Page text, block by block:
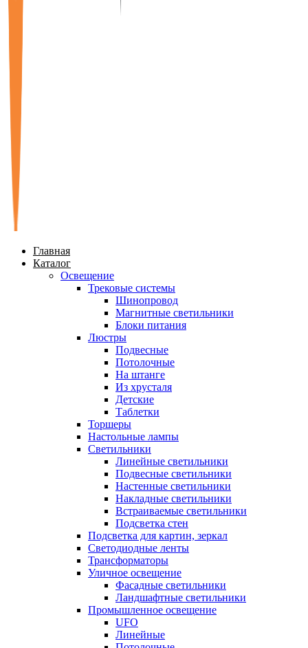
Главная
Каталог
Освещение
Трековые системы
Шинопровод
Магнитные светильники
Блоки питания
Люстры
Подвесные
Потолочные
На штанге
Из хрусталя
Детские
Таблетки
Торшеры
Настольные лампы
Светильники
Линейные светильники
Подвесные светильники
Настенные светильники
Накладные светильники
Встраиваемые светильники
Подсветка стен
Подсветка для картин, зеркал
Светодиодные ленты
Трансформаторы
Уличное освещение
Фасадные светильники
Ландшафтные светильники
Промышленное освещение
UFO
Линейные